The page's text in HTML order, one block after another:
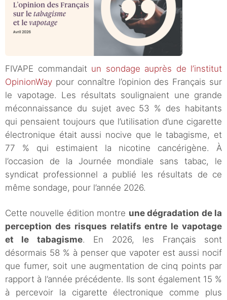
FIVAPE commandait un sondage auprès de l’institut
OpinionWay pour connaître l’opinion des Français sur
le vapotage. Les résultats soulignaient une grande
méconnaissance du sujet avec 53 % des habitants
qui pensaient toujours que l’utilisation d’une cigarette
électronique était aussi nocive que le tabagisme, et
77 % qui estimaient la nicotine cancérigène. À
l’occasion de la Journée mondiale sans tabac, le
syndicat professionnel a publié les résultats de ce
même sondage, pour l’année 2026.
Cette nouvelle édition montre une dégradation de la
perception des risques relatifs entre le vapotage
et le tabagisme. En 2026, les Français sont
désormais 58 % à penser que vapoter est aussi nocif
que fumer, soit une augmentation de cinq points par
rapport à l’année précédente. Ils sont également 15 %
à percevoir la cigarette électronique comme plus